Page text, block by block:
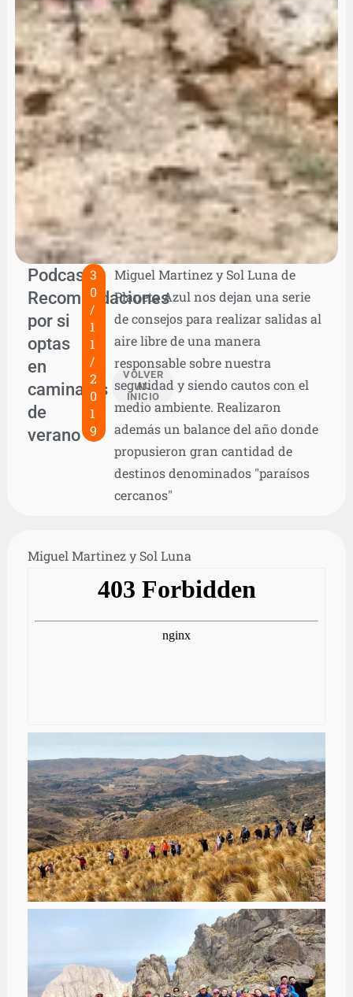
Podcast:
Recomendaciones
por si
optas
en
caminatas
de
verano
3
0
/
1
1
/
2
0
1
9
VOLVER
AL
INICIO
Miguel Martinez y Sol Luna de
Planeta Azul nos dejan una serie
de consejos para realizar salidas al
aire libre de una manera
responsable sobre nuestra
seguridad y siendo cautos con el
medio ambiente. Realizaron
además un balance del año donde
propusieron gran cantidad de
destinos denominados "paraísos
cercanos"
Miguel Martinez y Sol Luna